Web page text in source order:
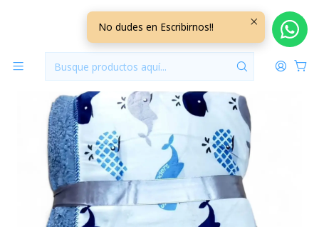
Manta Polar Manta Polar Blanco/Celeste
No dudes en Escribirnos!!